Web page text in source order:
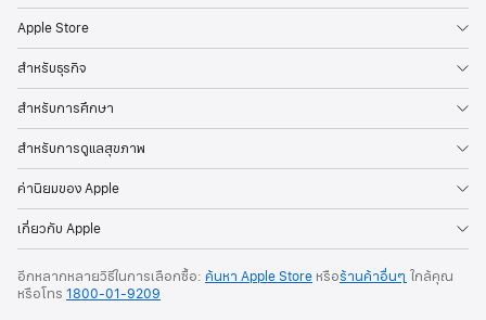
Apple Store
สำหรับธุรกิจ
สำหรับการศึกษา
สำหรับการดูแลสุขภาพ
ค่านิยมของ Apple
เกี่ยวกับ Apple
อีกหลากหลายวิธีในการเลือกซื้อ: ค้นหา Apple Store หรือร้านค้าอื่นๆ ใกล้คุณ
หรือโทร 1800-01-9209